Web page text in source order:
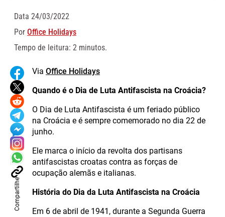
Data 24/03/2022
Por Office Holidays
Tempo de leitura: 2 minutos.
Compartilhe
Via Office Holidays
Quando é o Dia de Luta Antifascista na Croácia?
O Dia de Luta Antifascista é um feriado público
na Croácia e é sempre comemorado no dia 22 de
junho.
Ele marca o início da revolta dos partisans
antifascistas croatas contra as forças de
ocupação alemãs e italianas.
História do Dia da Luta Antifascista na Croácia
Em 6 de abril de 1941, durante a Segunda Guerra